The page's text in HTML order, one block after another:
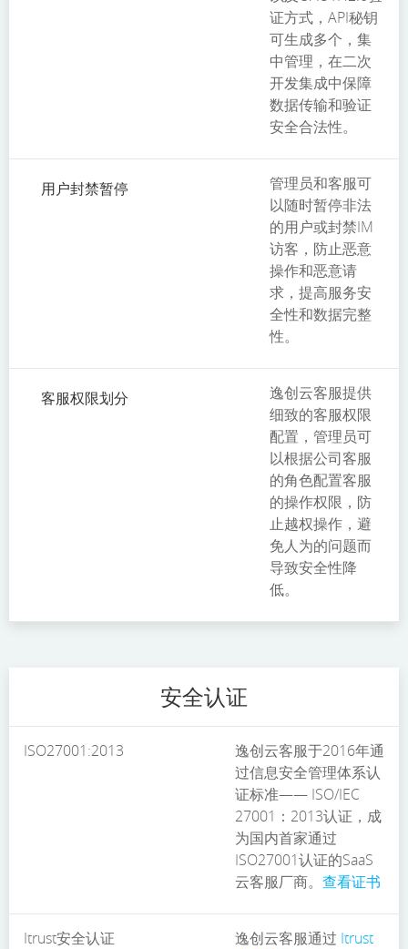
证方式，API秘钥
可生成多个，集
中管理，在二次
开发集成中保障
数据传输和验证
安全合法性。
用户封禁暂停
管理员和客服可
以随时暂停非法
的用户或封禁IM
访客，防止恶意
操作和恶意请
求，提高服务安
全性和数据完整
性。
客服权限划分
逸创云客服提供
细致的客服权限
配置，管理员可
以根据公司客服
的角色配置客服
的操作权限，防
止越权操作，避
免人为的问题而
导致安全性降
低。
安全认证
ISO27001:2013
逸创云客服于2016年通
过信息安全管理体系认
证标准—— ISO/IEC
27001：2013认证，成
为国内首家通过
ISO27001认证的SaaS
云客服厂商。 查看证书
Itrust安全认证 逸创云客服通过 Itrust